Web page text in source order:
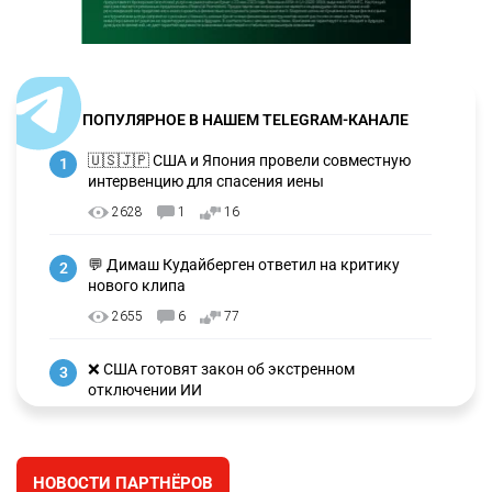
ПОПУЛЯРНОЕ В НАШЕМ TELEGRAM-КАНАЛЕ
1
🇺🇸🇯🇵 США и Япония провели совместную
интервенцию для спасения иены
2628 1 16
2
💬 Димаш Кудайберген ответил на критику
нового клипа
2655 6 77
3
❌ США готовят закон об экстренном
отключении ИИ
4
🗣 Мужчина сказал тост на свадьбе и
НОВОСТИ ПАРТНЁРОВ